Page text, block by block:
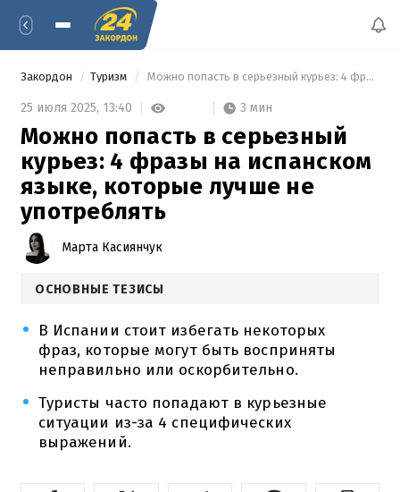
Закордон Туризм Можно попасть в серьезный курьез: 4 фразы на испанском языке, которые лучше не употреблять
25 июля 2025, 13:40 3 мин
Можно попасть в серьезный
курьез: 4 фразы на испанском
языке, которые лучше не
употреблять
Марта Касиянчук
ОСНОВНЫЕ ТЕЗИСЫ
В Испании стоит избегать некоторых
фраз, которые могут быть восприняты
неправильно или оскорбительно.
Туристы часто попадают в курьезные
ситуации из-за 4 специфических
выражений.